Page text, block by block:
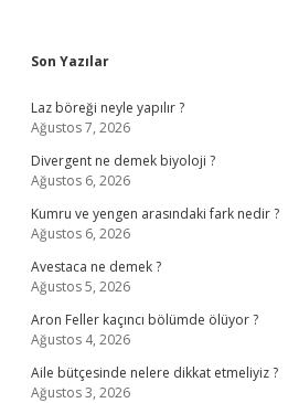
Sidebar
Son Yazılar
Laz böreği neyle yapılır ?
Ağustos 7, 2026
Divergent ne demek biyoloji ?
Ağustos 6, 2026
Kumru ve yengen arasındaki fark nedir ?
Ağustos 6, 2026
Avestaca ne demek ?
Ağustos 5, 2026
Aron Feller kaçıncı bölümde ölüyor ?
Ağustos 4, 2026
Aile bütçesinde nelere dikkat etmeliyiz ?
Ağustos 3, 2026